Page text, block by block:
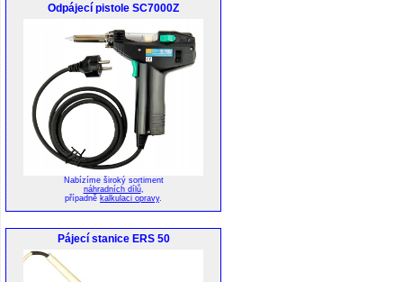
Odpájecí pistole SC7000Z
Nabízíme široký sortiment
náhradních dílů,
případně kalkulaci opravy.
Pájecí stanice ERS 50